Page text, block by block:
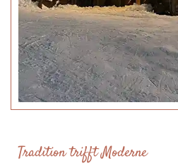
Tradition trifft Moderne